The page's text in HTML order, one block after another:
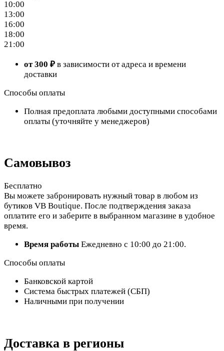
10:00
13:00
16:00
18:00
21:00
от 300 ₽ в зависимости от адреса и времени
доставки
Способы оплаты
Полная предоплата любыми доступными способами
оплаты (уточняйте у менеджеров)
Самовывоз
Бесплатно
Вы можете забронировать нужный товар в любом из
бутиков VB Boutique. После подтверждения заказа
оплатите его и заберите в выбранном магазине в удобное
время.
Время работы Ежедневно с 10:00 до 21:00.
Способы оплаты
Банковской картой
Система быстрых платежей (СБП)
Наличными при получении
Доставка в регионы